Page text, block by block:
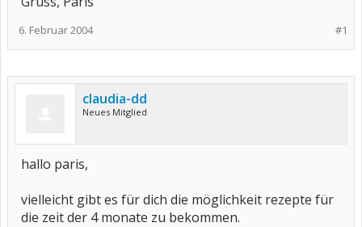
#1
6. Februar 2004
claudia-dd
Neues Mitglied
hallo paris,
vielleicht gibt es für dich die möglichkeit rezepte für
die zeit der 4 monate zu bekommen.